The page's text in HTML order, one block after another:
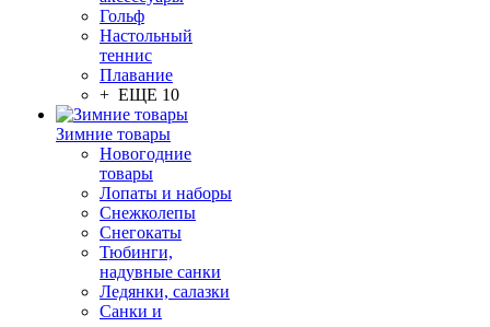
Гольф
Настольный
теннис
Плавание
+ ЕЩЕ 10
Зимние товары
Новогодние
товары
Лопаты и наборы
Снежколепы
Снегокаты
Тюбинги,
надувные санки
Ледянки, салазки
Санки и